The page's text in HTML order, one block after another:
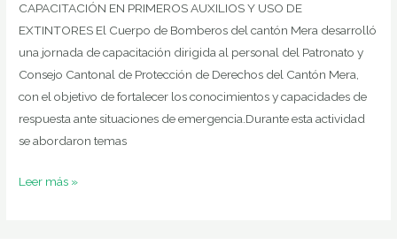
CAPACITACIÓN EN PRIMEROS AUXILIOS Y USO DE
EXTINTORES El Cuerpo de Bomberos del cantón Mera desarrolló
una jornada de capacitación dirigida al personal del Patronato y
Consejo Cantonal de Protección de Derechos del Cantón Mera,
con el objetivo de fortalecer los conocimientos y capacidades de
respuesta ante situaciones de emergencia.Durante esta actividad
se abordaron temas
Leer más »